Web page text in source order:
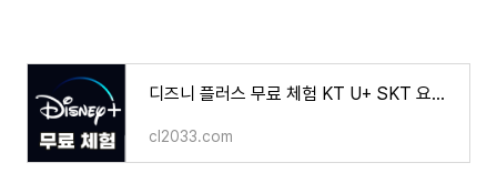
디즈니 플러스 무료 체험 KT U+ SKT 요금제 무료 할인 카드 계정 공유 서비스
cl2033.com